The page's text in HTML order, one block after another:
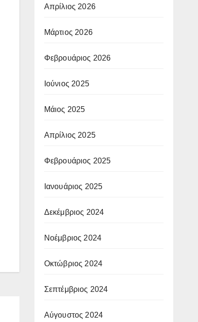
Απρίλιος 2026
Μάρτιος 2026
Φεβρουάριος 2026
Ιούνιος 2025
Μάιος 2025
Απρίλιος 2025
Φεβρουάριος 2025
Ιανουάριος 2025
Δεκέμβριος 2024
Νοέμβριος 2024
Οκτώβριος 2024
Σεπτέμβριος 2024
Αύγουστος 2024